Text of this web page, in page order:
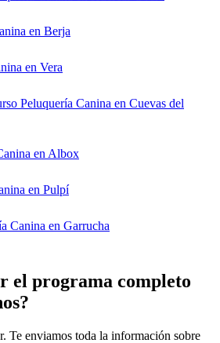
en Berja
en Vera
Peluquería Canina en Cuevas del
en Albox
en Pulpí
Canina en Garrucha
el programa completo
?
Te enviamos toda la información sobre